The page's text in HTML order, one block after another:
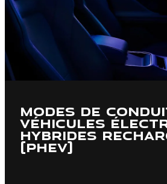
MODES DE
VÉHICULES
HYBRIDES
(PHEV)